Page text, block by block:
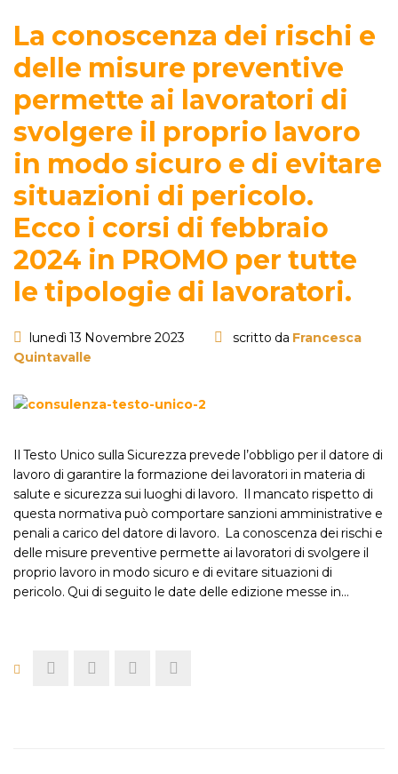
La conoscenza dei rischi e
delle misure preventive
permette ai lavoratori di
svolgere il proprio lavoro
in modo sicuro e di evitare
situazioni di pericolo.
Ecco i corsi di febbraio
2024 in PROMO per tutte
le tipologie di lavoratori.
lunedì 13 Novembre 2023 scritto da Francesca
Quintavalle
Il Testo Unico sulla Sicurezza prevede l’obbligo per il datore di
lavoro di garantire la formazione dei lavoratori in materia di
salute e sicurezza sui luoghi di lavoro. Il mancato rispetto di
questa normativa può comportare sanzioni amministrative e
penali a carico del datore di lavoro. La conoscenza dei rischi e
delle misure preventive permette ai lavoratori di svolgere il
proprio lavoro in modo sicuro e di evitare situazioni di
pericolo. Qui di seguito le date delle edizione messe in…